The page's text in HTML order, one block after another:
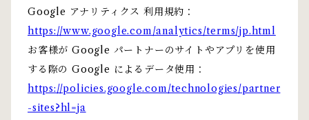
Google アナリティクス 利用規約：
https://www.google.com/analytics/terms/jp.html
お客様が Google パートナーのサイトやアプリを使用
する際の Google によるデータ使用：
https://policies.google.com/technologies/partner
-sites?hl=ja